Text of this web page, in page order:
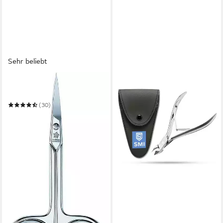
Sehr beliebt
(30)
20,99 €
in 6-7 Werktagen bei dir